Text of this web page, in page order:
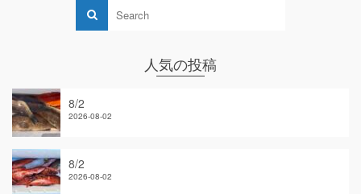
人気の投稿
8/2
2026-08-02
8/2
2026-08-02